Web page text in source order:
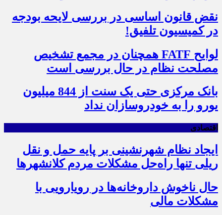
نقض قانون اساسی در بررسی لایحه بودجه
در کمیسیون تلفیق!
لوایح FATF همچنان در مجمع تشخیص
مصلحت نظام در حال بررسی است
بانک مرکزی حتی یک سنت از 844 میلیون
یورو را به خودروسازان نداد
اقتصادی
ایجاد نظام شهرنشینی بر پایه حمل و نقل
ریلی تنها راه‌حل مشکلات مردم کلانشهرها
حال ناخوش داروخانه‌ها در رویارویی با
مشکلات مالی